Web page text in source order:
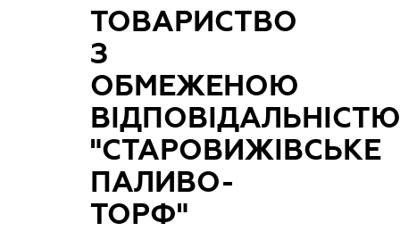
ТОВАРИСТВО
З
ОБМЕЖЕНОЮ
"СТАРОВИЖІВСЬКЕ
ПАЛИВО-
ТОРФ"